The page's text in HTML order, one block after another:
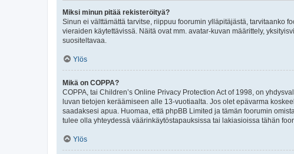
Miksi minun pitää rekisteröityä?
Sinun ei välttämättä tarvitse, riippuu foorumin ylläpitäjästä, tarvitaanko
vieraiden käytettävissä. Näitä ovat mm. avatar-kuvan määrittely,
suositeltavaa.
Ylös
Mikä on COPPA?
COPPA, tai Children’s Online Privacy Protection Act of 1998, on
luvan tietojen keräämiseen alle 13-vuotiaalta. Jos olet epävarma
saadaksesi apua. Huomaa, että phpBB Limited ja tämän foorumin
tulee olla yhteydessä väärinkäytöstapauksissa tai lakiasioissa tähän
Ylös